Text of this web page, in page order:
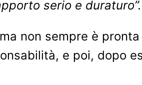
serio e duraturo”.
non sempre è
e poi, dopo